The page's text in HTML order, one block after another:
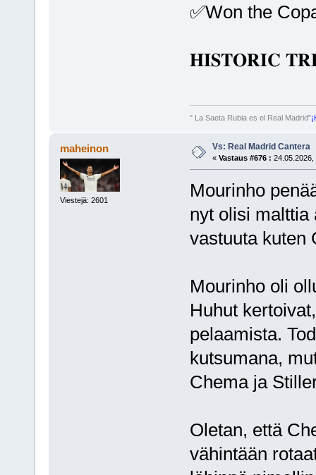
✅Won the
𝐇𝐈𝐒𝐓𝐎𝐑𝐈𝐂
" La Saeta Rubia es el Real Madrid"
maheinon
Viestejä: 2601
Vs: Real Madrid Cantera
« Vastaus #676 : 24.05.2026,
Mourinho
nyt olisi malttia
vastuuta kuten
Mourinho oli
Huhut
pelaamista.
kutsumana,
Chema ja
Oletan, että
vähintään